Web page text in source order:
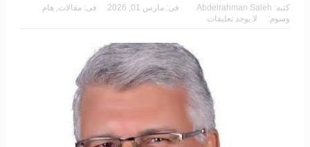
كتبه: Abdelrahman Saleh فى: مارس 01, 2026 فى: مقالات, هام
وسوم:
لا يوجد تعليقات